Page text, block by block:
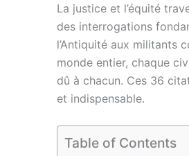
La justice et l’équité
des interrogations
l’Antiquité aux militants
monde entier, chaque
dû à chacun. Ces 36
et indispensable.
Table of Contents